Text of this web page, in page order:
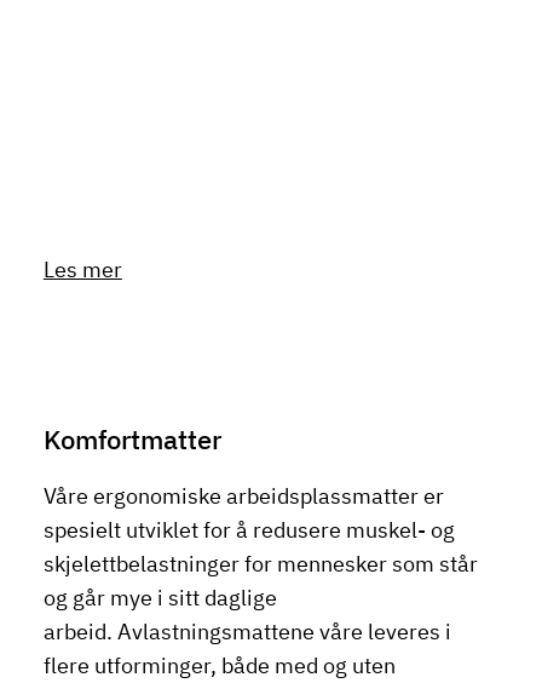
Les mer
Komfortmatter
Våre ergonomiske arbeidsplassmatter er
spesielt utviklet for å redusere muskel- og
skjelettbelastninger for mennesker som står
og går mye i sitt daglige
arbeid. Avlastningsmattene våre leveres i
flere utforminger, både med og uten